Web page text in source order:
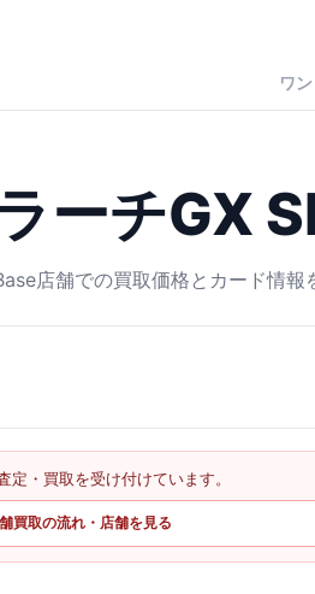
ワ
ーチGX
店舗での買取価格とカード情報
定・買取を受け付けています。
買取の流れ・店舗を見る